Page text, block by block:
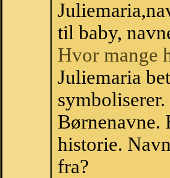
til baby,
Hvor mange
Juliemaria
Børnenavne.
historie.
fra?